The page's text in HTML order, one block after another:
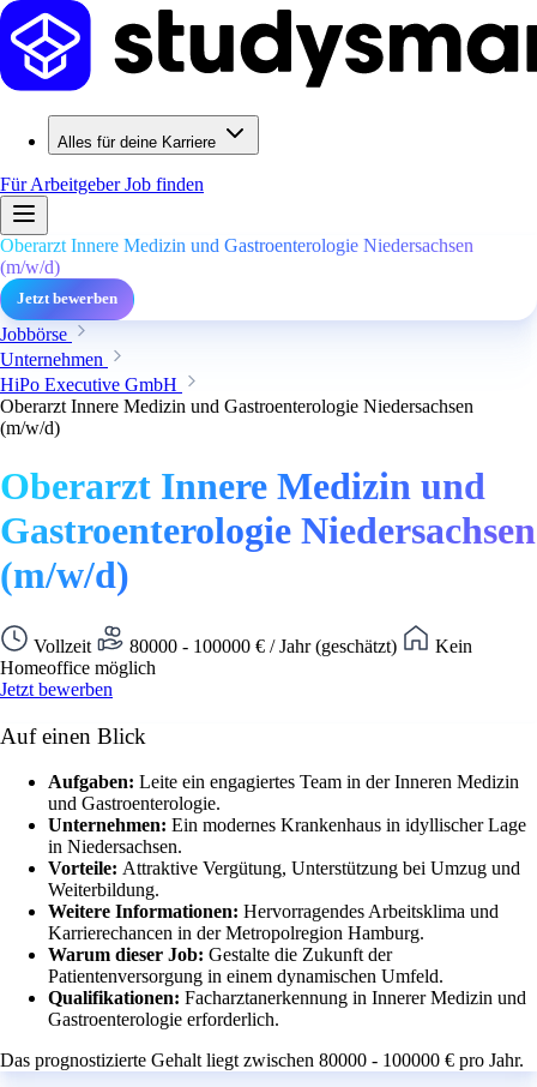
Alles für deine Karriere
Für ArbeitgeberJob finden
Oberarzt Innere Medizin und Gastroenterologie Niedersachsen
(m/w/d)
Jetzt bewerben
Jobbörse
Unternehmen
HiPo Executive GmbH
Oberarzt Innere Medizin und Gastroenterologie Niedersachsen
(m/w/d)
Oberarzt Innere Medizin und
Gastroenterologie Niedersachsen
(m/w/d)
Vollzeit 80000 - 100000 € / Jahr (geschätzt)
Kein
Homeoffice möglich
Jetzt bewerben
Auf einen Blick
Aufgaben: Leite ein engagiertes Team in der Inneren Medizin
und Gastroenterologie.
Unternehmen: Ein modernes Krankenhaus in idyllischer Lage
in Niedersachsen.
Vorteile: Attraktive Vergütung, Unterstützung bei Umzug und
Weiterbildung.
Weitere Informationen: Hervorragendes Arbeitsklima und
Karrierechancen in der Metropolregion Hamburg.
Warum dieser Job: Gestalte die Zukunft der
Patientenversorgung in einem dynamischen Umfeld.
Qualifikationen: Facharztanerkennung in Innerer Medizin und
Gastroenterologie erforderlich.
Das prognostizierte Gehalt liegt zwischen 80000 - 100000 € pro Jahr.